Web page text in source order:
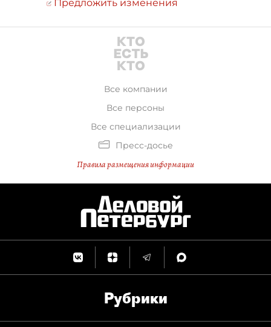
Предложить изменения
Все компании
Все персоны
Все специализации
Пресс-досье
Правила размещения информации
Рубрики